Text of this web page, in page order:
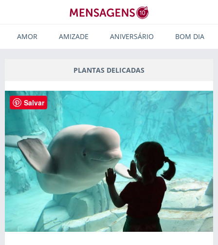
AMOR AMIZADE ANIVERSÁRIO BOM DIA
PLANTAS DELICADAS
Salvar